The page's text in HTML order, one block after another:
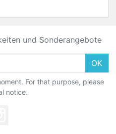
und Sonderangebote
OK
For that purpose, please
notice.